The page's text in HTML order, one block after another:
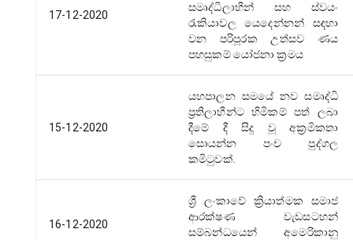
17-12-2020
සමෘද්ධිලාභීන් සහ ස්වයං
රැකියාවල යෙදෙන්නන් සඳහා
වන පරිපූරක උත්සව ණය
පහසුකම් යෝජනා ක්‍රමය
15-12-2020
යහපාලන සමයේ නව සමෘද්ධි
ප්‍රතිලාභීන්ට හිමිකම් පත් ලබා
දීමේ දී සිදු වූ අක්‍රමිකතා
සොයන්න පංච පුද්ගල
කමිටුවක්.
16-12-2020
ශ්‍රී ලංකාවේ ක්‍රියාත්මක සමාජ
ආරක්ෂණ වැඩසටහන්
සම්බන්ධයෙන් අමෙරිකානු